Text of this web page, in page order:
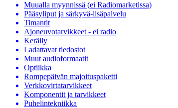
Muualla myynnissä (ei Radiomarketissa)
Pääsyliput ja särkyvä-lisäpalvelu
Timantit
Ajoneuvotarvikkeet - ei radio
Keräily
Ladattavat tiedostot
Muut audioformaatit
Optiikka
Rompepäivän majoituspaketti
Verkkovirtatarvikkeet
Komponentit ja tarvikkeet
Puhelintekniikka